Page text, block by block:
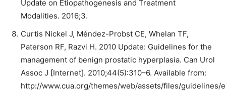
Update on Etiopathogenesis and Treatment
Modalities. 2016;3.
Curtis Nickel J, Méndez-Probst CE, Whelan TF,
Paterson RF, Razvi H. 2010 Update: Guidelines for the
management of benign prostatic hyperplasia. Can Urol
Assoc J [Internet]. 2010;44(5):310–6. Available from:
http://www.cua.org/themes/web/assets/files/guidelines/